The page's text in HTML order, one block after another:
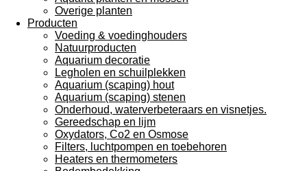
Overige planten
Producten
Voeding & voedinghouders
Natuurproducten
Aquarium decoratie
Legholen en schuilplekken
Aquarium (scaping) hout
Aquarium (scaping) stenen
Onderhoud, waterverbeteraars en visnetjes.
Gereedschap en lijm
Oxydators, Co2 en Osmose
Filters, luchtpompen en toebehoren
Heaters en thermometers